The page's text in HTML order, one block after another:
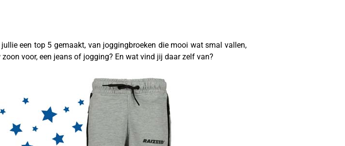
een top 5 gemaakt, van joggingbroeken die mooi wat smal vallen,
voor, een jeans of jogging? En wat vind jij daar zelf van?